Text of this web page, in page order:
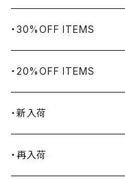
Bills KHAKIS
BLUCO
Blundstone
BLACK JACK BOOTS
ピンズ・ブローチ
腕時計
ナバホラグ・ビンテージラグ
ブランケット
食品
ライター
・30%OFF ITEMS
・20%OFF ITEMS
・新入荷
2026.7.31
・再入荷